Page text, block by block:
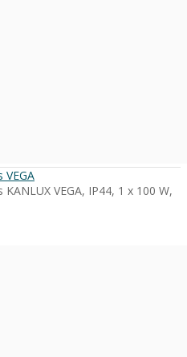
VEGA, IP44, 1 x 100 W,